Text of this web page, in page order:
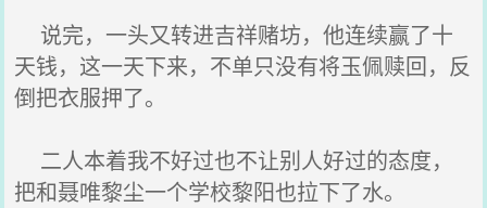
说完，一头又转进吉祥赌坊，他连续赢了十
天钱，这一天下来，不单只没有将玉佩赎回，反
倒把衣服押了。
二人本着我不好过也不让别人好过的态度，
把和聂唯黎尘一个学校黎阳也拉下了水。